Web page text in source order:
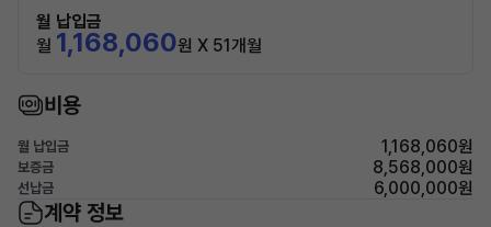
월 납입금
월 1,168,060원 X 51개월
비용
월 납입금 1,168,060원
보증금 8,568,000원
선납금 6,000,000원
계약 정보